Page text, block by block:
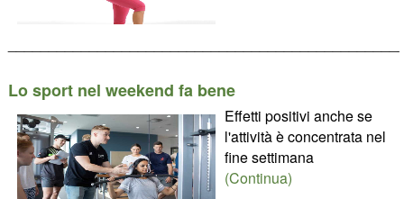
Lo sport nel weekend fa bene
Effetti positivi anche se
l'attività è concentrata nel
fine settimana
(Continua)